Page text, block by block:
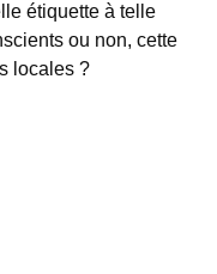
étiquette à telle
ou non, cette
locales ?